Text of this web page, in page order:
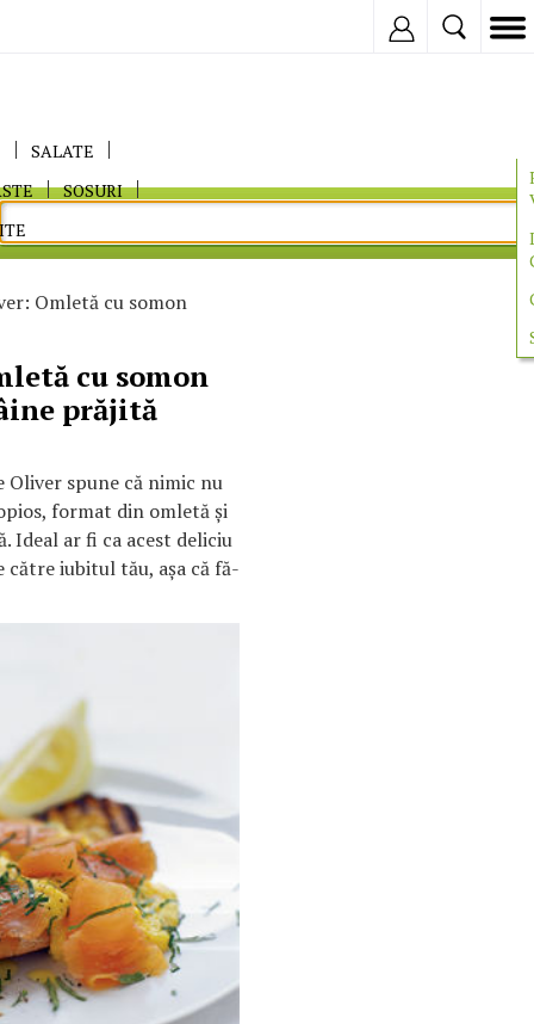
SALATE
SOSURI
Omletă cu somon
cu somon
prăjită
Oliver spune că nimic nu
format din omletă şi
Ideal ar fi ca acest deliciu
iubitul tău, aşa că fă-